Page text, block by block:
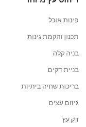
פינות אוכל
תכנון והקמת גינות
בניה קלה
בניית דקים
בריכות שחיה ביתיות
גיזום עצים
דק עץ